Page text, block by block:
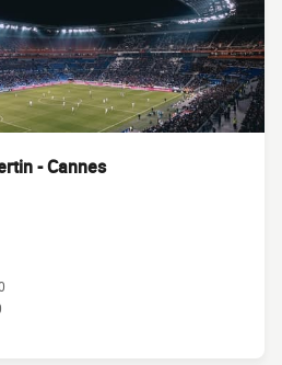
- Cannes